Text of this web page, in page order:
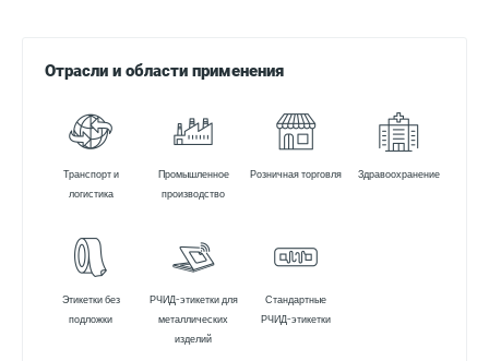
Отрасли и области применения
Транспорт и
логистика
Промышленное
производство
Розничная торговля Здравоохранение
Этикетки без
подложки
РЧИД-этикетки для
металлических
изделий
Стандартные
РЧИД-этикетки